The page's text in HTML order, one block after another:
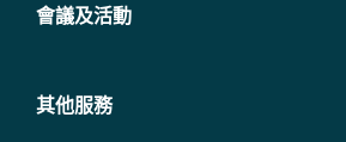
會議及活動
其他服務